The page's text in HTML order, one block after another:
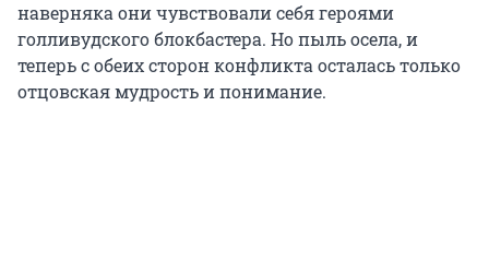
наверняка они чувствовали себя героями
голливудского блокбастера. Но пыль осела, и
теперь с обеих сторон конфликта осталась только
отцовская мудрость и понимание.